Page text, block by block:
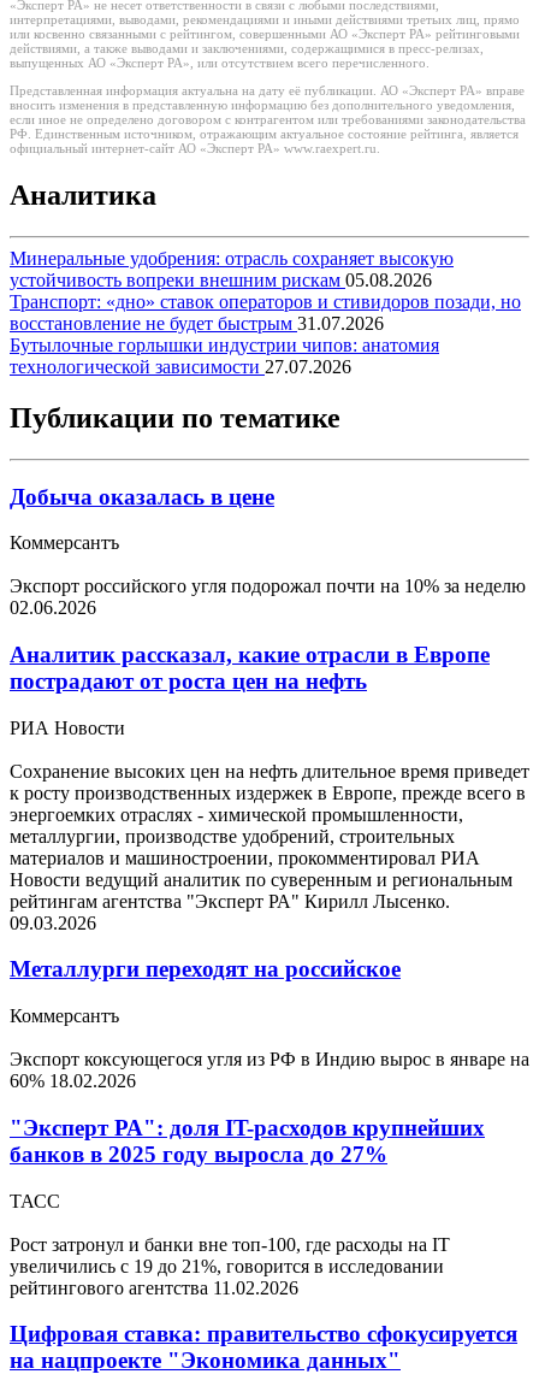
«Эксперт РА» не несет ответственности в связи с любыми последствиями,
интерпретациями, выводами, рекомендациями и иными действиями третьих лиц, прямо
или косвенно связанными с рейтингом, совершенными АО «Эксперт РА» рейтинговыми
действиями, а также выводами и заключениями, содержащимися в пресс-релизах,
выпущенных АО «Эксперт РА», или отсутствием всего перечисленного.
Представленная информация актуальна на дату её публикации. АО «Эксперт РА» вправе
вносить изменения в представленную информацию без дополнительного уведомления,
если иное не определено договором с контрагентом или требованиями законодательства
РФ. Единственным источником, отражающим актуальное состояние рейтинга, является
официальный интернет-сайт АО «Эксперт РА» www.raexpert.ru.
Аналитика
Минеральные удобрения: отрасль сохраняет высокую
устойчивость вопреки внешним рискам 05.08.2026
Транспорт: «дно» ставок операторов и стивидоров позади, но
восстановление не будет быстрым 31.07.2026
Бутылочные горлышки индустрии чипов: анатомия
технологической зависимости 27.07.2026
Публикации по тематике
Добыча оказалась в цене
Коммерсантъ
Экспорт российского угля подорожал почти на 10% за неделю
02.06.2026
Аналитик рассказал, какие отрасли в Европе
пострадают от роста цен на нефть
РИА Новости
Сохранение высоких цен на нефть длительное время приведет
к росту производственных издержек в Европе, прежде всего в
энергоемких отраслях - химической промышленности,
металлургии, производстве удобрений, строительных
материалов и машиностроении, прокомментировал РИА
Новости ведущий аналитик по суверенным и региональным
рейтингам агентства "Эксперт РА" Кирилл Лысенко.
09.03.2026
Металлурги переходят на российское
Коммерсантъ
Экспорт коксующегося угля из РФ в Индию вырос в январе на
60% 18.02.2026
"Эксперт РА": доля IT-расходов крупнейших
банков в 2025 году выросла до 27%
ТАСС
Рост затронул и банки вне топ-100, где расходы на IT
увеличились с 19 до 21%, говорится в исследовании
рейтингового агентства 11.02.2026
Цифровая ставка: правительство сфокусируется
на нацпроекте "Экономика данных"